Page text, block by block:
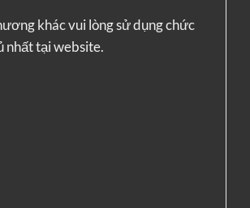
khác vui lòng sử dụng chức
nhất tại website.